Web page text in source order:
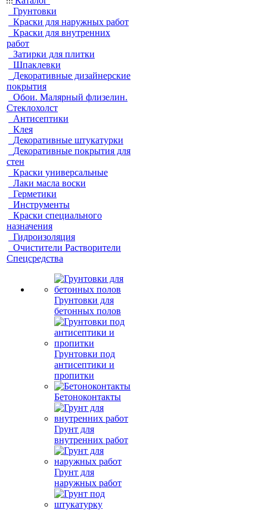
Грунтовки
Краски для наружных работ
Краски для внутренних
работ
Затирки для плитки
Шпаклевки
Декоративные дизайнерские
покрытия
Обои. Малярный флизелин.
Стеклохолст
Антисептики
Клея
Декоративные штукатурки
Декоративные покрытия для
стен
Краски универсальные
Лаки масла воски
Герметики
Инструменты
Краски специального
назначения
Гидроизоляция
Очистители Растворители
Спецсредства
Грунтовки для
бетонных полов
Грунтовки под
антисептики и
пропитки
Бетоноконтакты
Грунт для
внутренних работ
Грунт для
наружных работ